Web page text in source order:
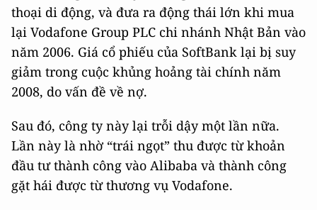
thoại di động, và đưa ra động thái lớn khi mua
lại Vodafone Group PLC chi nhánh Nhật Bản vào
năm 2006. Giá cổ phiếu của SoftBank lại bị suy
giảm trong cuộc khủng hoảng tài chính năm
2008, do vấn đề về nợ.
Sau đó, công ty này lại trỗi dậy một lần nữa.
Lần này là nhờ “trái ngọt” thu được từ khoản
đầu tư thành công vào Alibaba và thành công
gặt hái được từ thương vụ Vodafone.